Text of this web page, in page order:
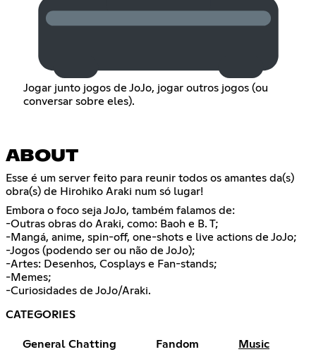
Jogar junto jogos de JoJo, jogar outros jogos (ou
conversar sobre eles).
ABOUT
Esse é um server feito para reunir todos os amantes da(s)
obra(s) de Hirohiko Araki num só lugar!
Embora o foco seja JoJo, também falamos de:
-Outras obras do Araki, como: Baoh e B. T;
-Mangá, anime, spin-off, one-shots e live actions de JoJo;
-Jogos (podendo ser ou não de JoJo);
-Artes: Desenhos, Cosplays e Fan-stands;
-Memes;
-Curiosidades de JoJo/Araki.
CATEGORIES
General Chatting Fandom Music